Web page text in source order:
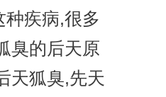
疾病,很多
臭的后天原
天狐臭,先天